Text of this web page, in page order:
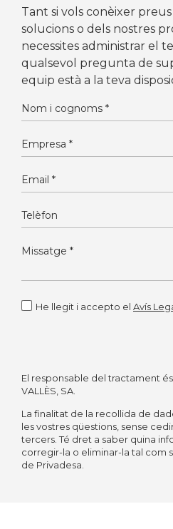
Tant si vols conèixer
solucions o dels nostres
necessites administrar el
qualsevol pregunta de
equip està a la teva
He llegit i accepto el Avís
Alternative:
El responsable del tractament és
VALLÈS, SA.
La finalitat de la recollida de
les vostres qüestions, sense
tercers. Té dret a saber quina
corregir-la o eliminar-la tal com
de Privadesa.